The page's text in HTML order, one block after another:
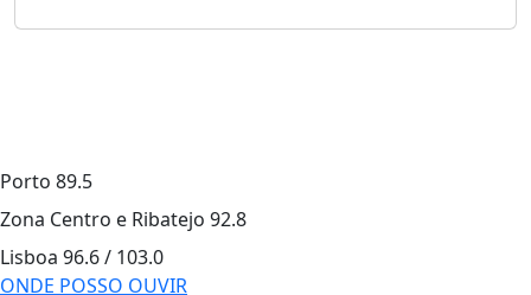
Porto 89.5
Zona Centro e Ribatejo 92.8
Lisboa 96.6 / 103.0
ONDE POSSO OUVIR